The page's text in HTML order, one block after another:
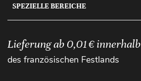
SPEZIELLE BEREICHE
Lieferung ab 0,01 € innerhalb
des französischen Festlands